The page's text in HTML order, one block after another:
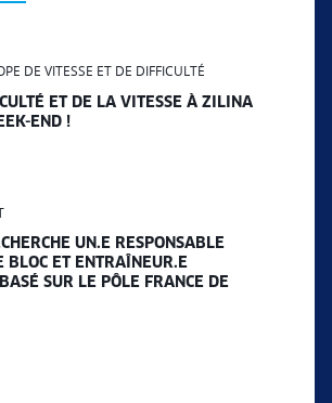
DE VITESSE ET DE DIFFICULTÉ
ET DE LA VITESSE À ZILINA
END !
UN.E RESPONSABLE
BLOC ET ENTRAÎNEUR.E
SUR LE PÔLE FRANCE DE